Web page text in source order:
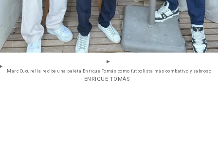
Marc Cucurella recibe una paleta Enrique Tomás como futbolista más combativo y sabroso
- ENRIQUE TOMÁS